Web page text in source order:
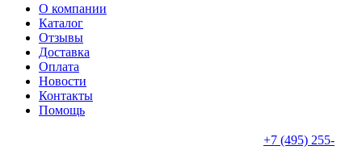
О компании
Каталог
Отзывы
Доставка
Оплата
Новости
Контакты
Помощь
+7 (495) 255-